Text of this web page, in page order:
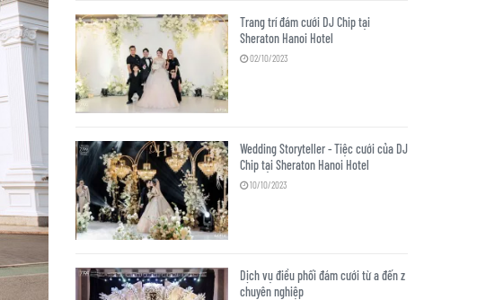
Trang trí đám cưới DJ Chip tại
Sheraton Hanoi Hotel
02/10/2023
Wedding Storyteller - Tiệc cưới của DJ
Chip tại Sheraton Hanoi Hotel
10/10/2023
Dịch vụ điều phối đám cưới từ a đến z
chuyên nghiệp